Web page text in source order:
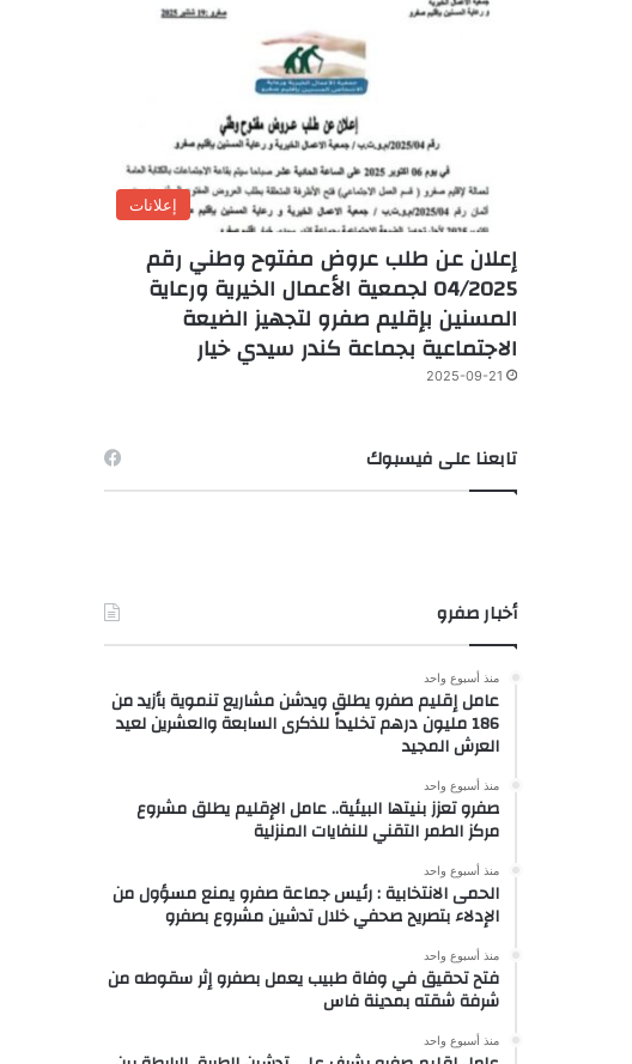
إعلانات
إعلان عن طلب عروض مفتوح وطني رقم
04/2025 لجمعية الأعمال الخيرية ورعاية
المسنين بإقليم صفرو لتجهيز الضيعة
الاجتماعية بجماعة كندر سيدي خيار
2025-09-21
تابعنا على فيسبوك
أخبار صفرو
منذ أسبوع واحد
عامل إقليم صفرو يطلق ويدشن مشاريع تنموية بأزيد من
186 مليون درهم تخليداً للذكرى السابعة والعشرين لعيد
العرش المجيد
منذ أسبوع واحد
صفرو تعزز بنيتها البيئية.. عامل الإقليم يطلق مشروع
مركز الطمر التقني للنفايات المنزلية
منذ أسبوع واحد
الحمى الانتخابية : رئيس جماعة صفرو يمنع مسؤول من
الإدلاء بتصريح صحفي خلال تدشين مشروع بصفرو
منذ أسبوع واحد
فتح تحقيق في وفاة طبيب يعمل بصفرو إثر سقوطه من
شرفة شقته بمدينة فاس
منذ أسبوع واحد